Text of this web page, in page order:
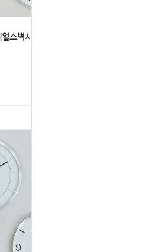
스벽시계320